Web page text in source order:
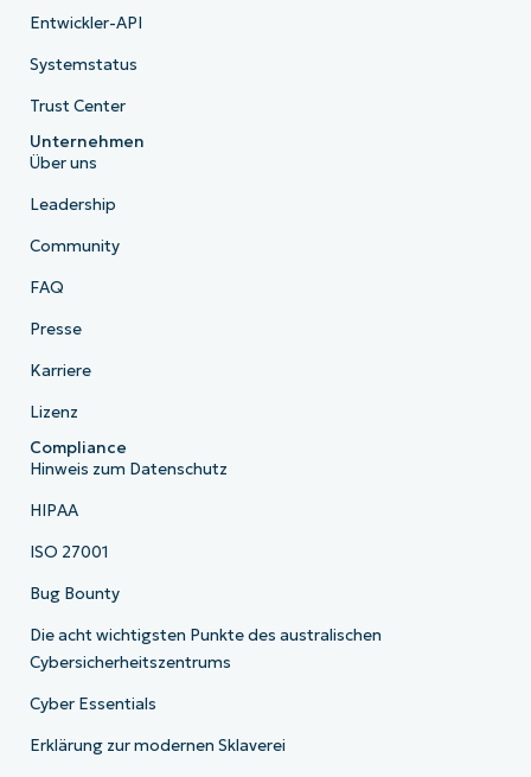
Entwickler-API
Systemstatus
Trust Center
Unternehmen
Über uns
Leadership
Community
FAQ
Presse
Karriere
Lizenz
Compliance
Hinweis zum Datenschutz
HIPAA
ISO 27001
Bug Bounty
Die acht wichtigsten Punkte des australischen
Cybersicherheitszentrums
Cyber Essentials
Erklärung zur modernen Sklaverei